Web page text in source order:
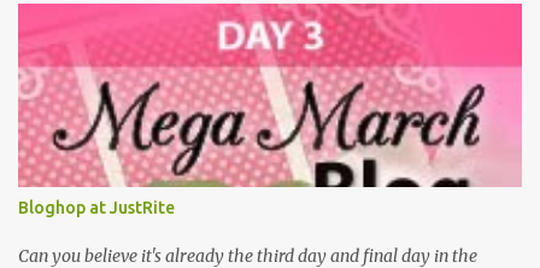
Bloghop at JustRite
Can you believe it's already the third day and final day in the